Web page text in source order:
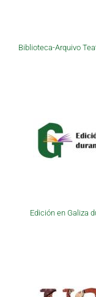
Biblioteca-Arquivo
Edición en Galiza